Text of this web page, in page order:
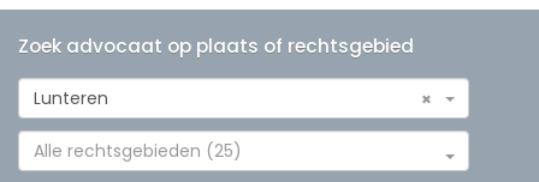
Zoek advocaat op plaats of rechtsgebied
×
Lunteren
Alle rechtsgebieden (25)